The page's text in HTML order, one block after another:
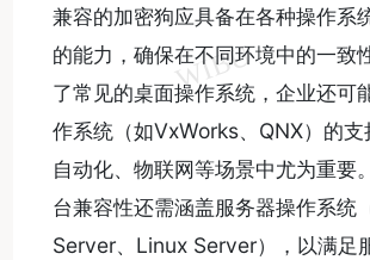
兼容的加密狗应具备在各种操作系
的能力，确保在不同环境中的一致
了常见的桌面操作系统，企业还可
作系统（如VxWorks、QNX）的支
自动化、物联网等场景中尤为重要
台兼容性还需涵盖服务器操作系统
Server、Linux Server），以满足